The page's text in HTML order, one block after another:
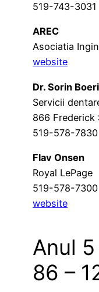
519-743-3031
AREC
Asociatia
website
Dr. Sorin
Servicii
866 Frederick
519-578-7830
Flav Onsen
Royal LePage
519-578-7300
website
Anul
86 –